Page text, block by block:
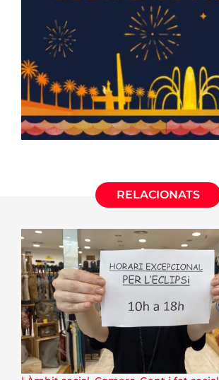
RELACIONATS